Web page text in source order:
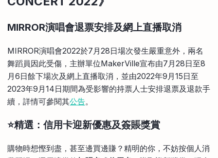
MIRROR演唱會退票安排及網上直播取消
MIRROR演唱會2022於7月28日場次發生嚴重意外，兩名
舞蹈員因此受傷，主辦單位MakerVille宣布由7月28日至8
月6日餘下場次及網上直播取消，並由2022年9月15日至
2023年9月14日期間為受影響的持票人士安排退票及退款手
續，詳情可參閱其公告。
⭐精選：信用卡迎新優惠及簽賬獎賞
購物時想慳到盡，甚至邊買邊賺？精明的你，不妨按個人消